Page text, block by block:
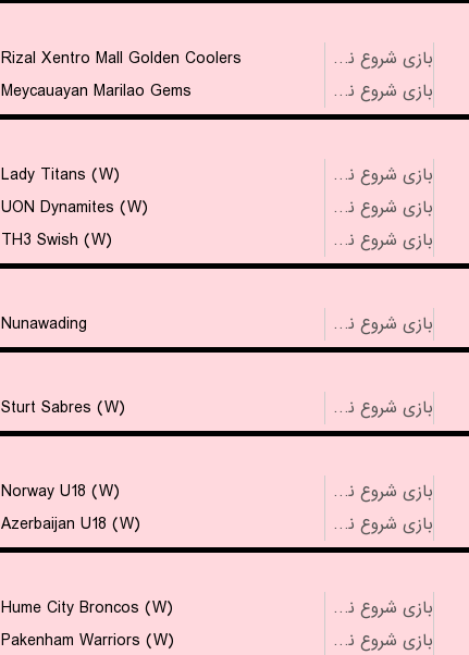
Rizal Xentro Mall Golden Coolers بازی شروع نشده است
Meycauayan Marilao Gems بازی شروع نشده است
Lady Titans (W) بازی شروع نشده است
UON Dynamites (W) بازی شروع نشده است
TH3 Swish (W) بازی شروع نشده است
Nunawading بازی شروع نشده است
Sturt Sabres (W) بازی شروع نشده است
Norway U18 (W) بازی شروع نشده است
Azerbaijan U18 (W) بازی شروع نشده است
Hume City Broncos (W) بازی شروع نشده است
Pakenham Warriors (W) بازی شروع نشده است